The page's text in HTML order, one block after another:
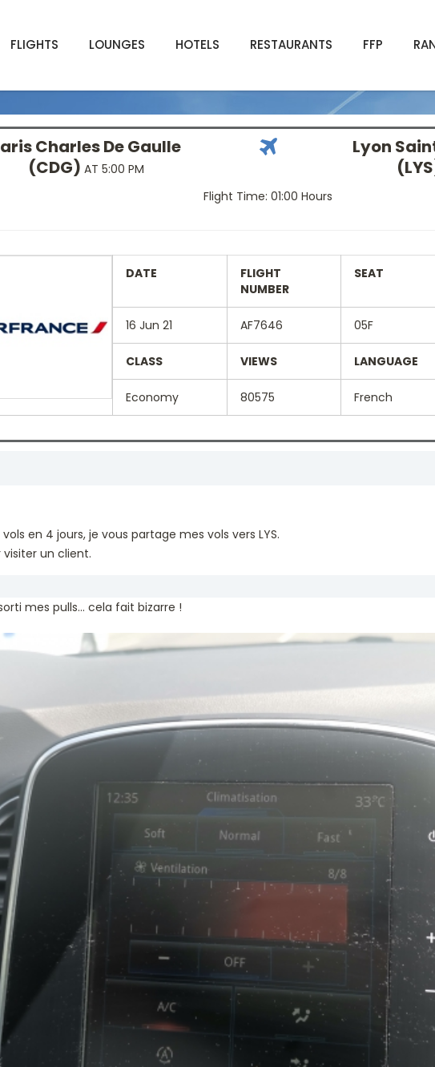
FLIGHTS LOUNGES HOTELS RESTAURANTS FFP
Charles De Gaulle
(CDG) AT 5:00 PM
Lyon
Flight Time: 01:00 Hours
DATE
FLIGHT
NUMBER
SEAT
16 Jun 21 AF7646 05F
CLASS VIEWS LANGUAGE
Economy 80575 French
en 4 jours, je vous partage mes vols vers LYS.
visiter un client.
mes pulls... cela fait bizarre !